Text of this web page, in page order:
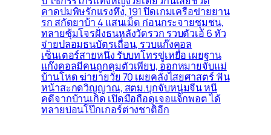
คาดปมพิษรักแรงหึง, 191 ปิดเกมเครือข่ายยาน
รก สกัดยาบ้า 4 แสนเม็ด ก่อนกระจายชุมชน,
ทลายซุ้มโจรฝั่งธนหลังวัดรวก รวบตัวเอ้ 6 หัว
จ่ายปลอมธนบัตรเถื่อน, รวบแก๊งคอล
เซ็นเตอร์สายหนึ่ง รับบทโทรขู่เหยื่อ เผยฐาน
แก๊งคอลมีคนถูกคุมตัวเพียบ, ออกหมายจับแม่
บ้านโหด ฆ่ายายวัย 70 เผยคลั่งไสยศาสตร์ ฟัน
หน้าสะกดวิญญาณ, สตม.บุกจับหนุ่มจีน หนี
คดีจากบ้านเกิด เปิดมือถือดูเจอแจ็กพอต ได้
ทลายบ่อนโป๊กเกอร์ต่างชาติอีก